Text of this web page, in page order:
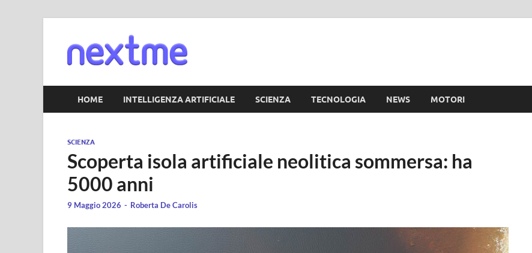
HOME INTELLIGENZA ARTIFICIALE SCIENZA TECNOLOGIA NEWS MOTORI
SCIENZA
Scoperta isola artificiale neolitica sommersa: ha
5000 anni
9 Maggio 2026 - Roberta De Carolis